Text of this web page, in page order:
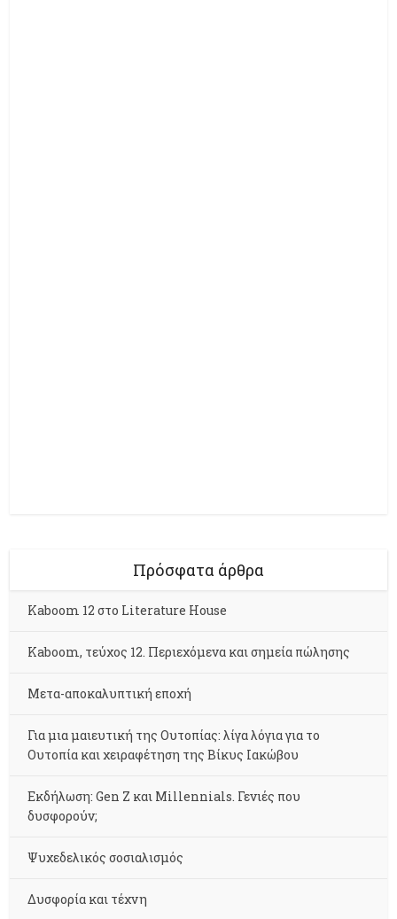
Πρόσφατα άρθρα
Kaboom 12 στο Literature House
Kaboom, τεύχος 12. Περιεχόμενα και σημεία πώλησης
Μετα-αποκαλυπτική εποχή
Για μια μαιευτική της Ουτοπίας: λίγα λόγια για το
Ουτοπία και χειραφέτηση της Βίκυς Ιακώβου
Εκδήλωση: Gen Z και Millennials. Γενιές που
δυσφορούν;
Ψυχεδελικός σοσιαλισμός
Δυσφορία και τέχνη